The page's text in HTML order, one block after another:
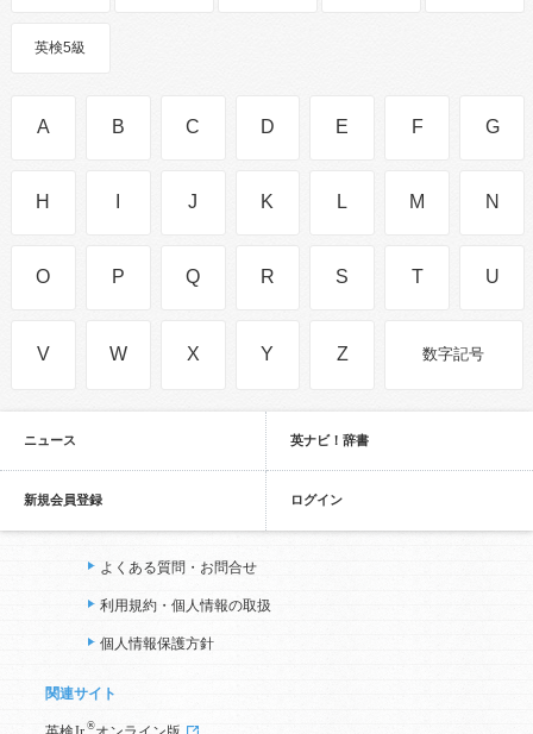
英検5級
A B C D E F G
H J K L M N
O P Q R S T U
V W X Y Z 数字記号
ニュース 英ナビ！辞書
新規会員登録 ログイン
よくある質問・お問合せ
利用規約・個人情報の取扱
個人情報保護方針
関連サイト
®